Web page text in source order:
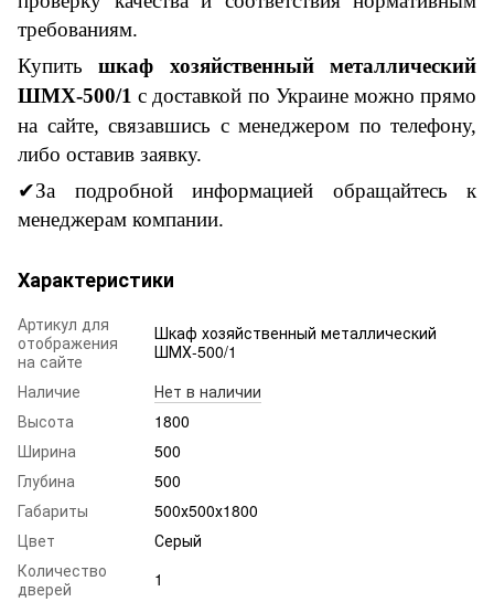
требованиям.
Купитьшкаф хозяйственныйметаллический
ШМХ-500/1 с доставкой по Украине можно прямо
на сайте, связавшись с менеджером по телефону,
либо оставив заявку.
✔За подробной информацией обращайтесь к
менеджерам компании.
Характеристики
Артикул для
отображения
на сайте
Шкаф хозяйственный металлический
ШМХ-500/1
Наличие
Нет в наличии
Высота
1800
Ширина
500
Глубина
500
Габариты
500х500х1800
Цвет
Серый
Количество
дверей
1